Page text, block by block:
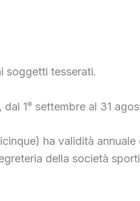
soggetti tesserati.
1° settembre al 31
ha validità
della società